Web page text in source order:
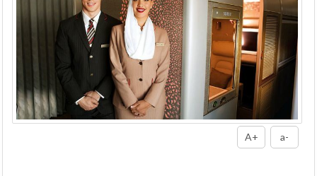
A+ a-